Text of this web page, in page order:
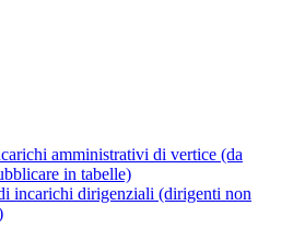
amministrativi di vertice (da
in tabelle)
incarichi dirigenziali (dirigenti non